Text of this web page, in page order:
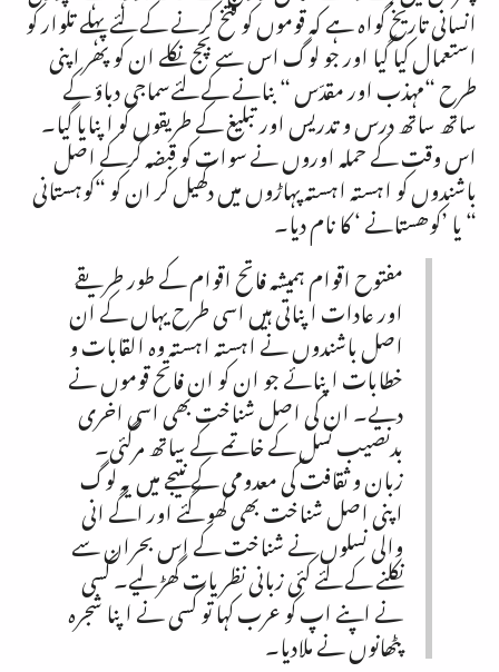
انسانی تاریخ گواہ ہے کہ قوموں کو فتخ کرنے کے لئے پہلے تلوار کو
استعمال کیا گیا اور جو لوگ اس سے بچج نکلے ان کو پھر اپنی
طرح “مہذب اور مقدّس “ بنانے کے لئےسماجی دباؤ کے
ساتھ ساتھ درس و تدریس اور تبلیغ کے طریقوں کو اپنایا گیا۔
اس وقت کے حملہ اوروں نے سوات کو قبضہ کرکے اصل
باشندوں کو اہستہ اہستہ پہاڑوں میں دکھیل کر ان کو “کوہستانی
“ یا ’کوھستانے ‘ کا نام دیا۔
مفتوح اقوام ہمیشہ فاتح اقوام کے طور طریقے
اور عادات اپناتی ہیں اسی طرح یہاں کے ان
اصل باشندوں نے اہستہ اہستہ وہ القابات و
خطابات اپنائے جو ان کو ان فاتح قوموں نے
دیے۔ ان کی اصل شناخت بھی اسی اخری
بدنصیب نسل کے خاتمے کے ساتھ مرگئی۔
زبان و ثقافت کی معدومی کے نتیجے میں یہ لوگ
اپنی اصل شناخت بھی کھو گئے اور اگے انی
والی نسلوں نے شناخت کے اس بحران سے
نکلنے کے لئے کئی زبانی نظریات گھڑ لیے۔ کسی
نے اپنے اپ کو عرب کہا تو کسی نے اپنا شجرہ
پٹھانوں نے ملادیا۔